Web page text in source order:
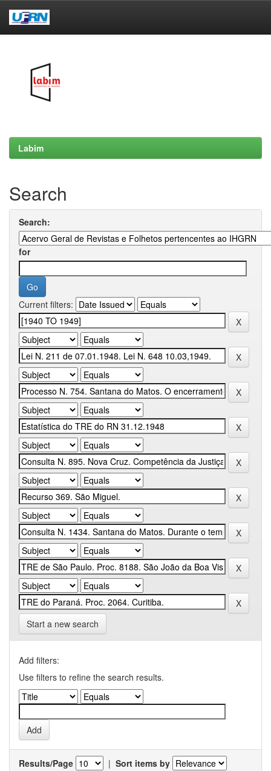
Labim
Search
Search:
for
Current filters:
Start a new search
Add filters:
Use filters to refine the search results.
Results/Page | Sort items by